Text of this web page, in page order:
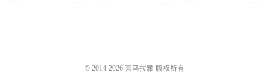
© 2014-2026 喜马拉雅 版权所有